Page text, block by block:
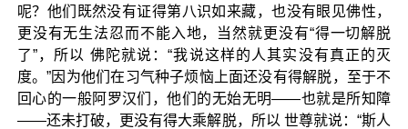
呢？他们既然没有证得第八识如来藏，也没有眼见佛性，
更没有无生法忍而不能入地，当然就更没有“得一切解脱
了”，所以 佛陀就说：“我说这样的人其实没有真正的灭
度。”因为他们在习气种子烦恼上面还没有得解脱，至于不
回心的一般阿罗汉们，他们的无始无明——也就是所知障
——还未打破，更没有得大乘解脱，所以 世尊就说：“斯人